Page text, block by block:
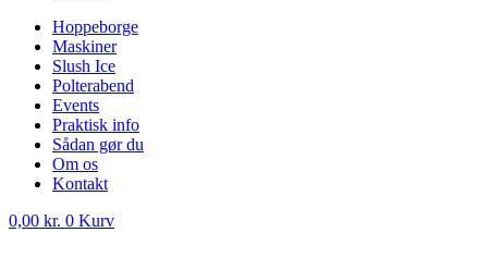
Hoppeborge
Maskiner
Slush Ice
Polterabend
Events
Praktisk info
Sådan gør du
Om os
Kontakt
0,00 kr. 0 Kurv